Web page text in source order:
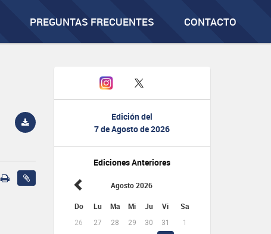
PREGUNTAS FRECUENTES CONTACTO
Edición del
7 de Agosto de 2026
Ediciones Anteriores
Agosto 2026
Do Lu Ma Mi Ju Vi Sa
26 27 28 29 30 31
1